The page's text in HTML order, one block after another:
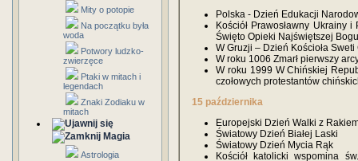
Mity o potopie
Na początku była
woda
Potwory ludzko-
zwierzęce
Ptaki w mitach i
legendach
Znaki Zodiaku w
mitach
Magia
Astrologia
Polska - Dzień Edukacji
Kościół Prawosławny Ukrainy
Święto Opieki Najświętszej
W Gruzji – Dzień Kościoła
W roku 1006 Zmarł pierwszy
W roku 1999 W Chińskiej
czołowych protestantów
15 października
Europejski Dzień Walki z
Światowy Dzień Białej Laski
Światowy Dzień Mycia Rąk
Kościół katolicki wspomina